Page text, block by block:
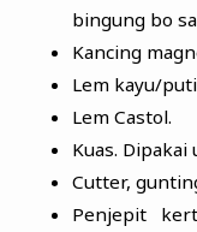
bingung bo
Kancing
Lem kayu/
Lem Castol.
Kuas.
Cutter,
Penjepit